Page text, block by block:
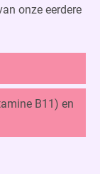
onze eerdere
B11) en